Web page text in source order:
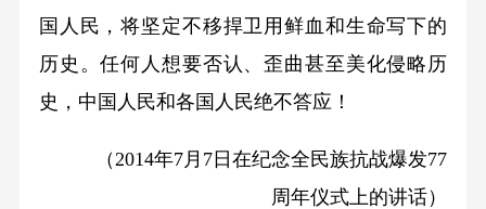
国人民，将坚定不移捍卫用鲜血和生命写下的
历史。任何人想要否认、歪曲甚至美化侵略历
史，中国人民和各国人民绝不答应！
（2014年7月7日在纪念全民族抗战爆发77
周年仪式上的讲话）